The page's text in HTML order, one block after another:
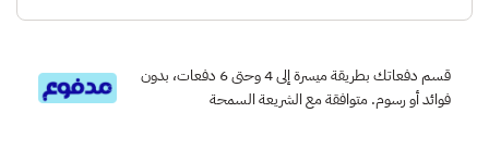
قسم دفعاتك بطريقة ميسرة إلى 4 وحتى 6 دفعات، بدون
فوائد أو رسوم. متوافقة مع الشريعة السمحة